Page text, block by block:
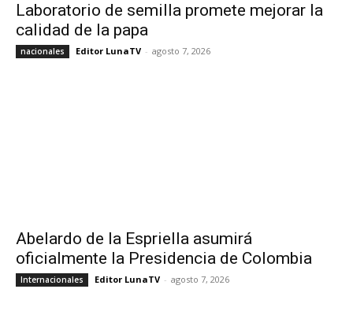
Laboratorio de semilla promete mejorar la
calidad de la papa
nacionales Editor LunaTV - agosto 7, 2026
Abelardo de la Espriella asumirá
oficialmente la Presidencia de Colombia
Internacionales Editor LunaTV - agosto 7, 2026